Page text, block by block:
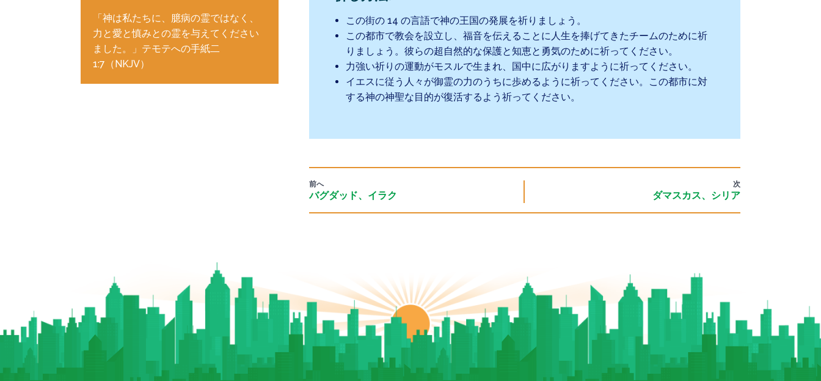
「神は私たちに、臆病の霊ではなく、
力と愛と慎みとの霊を与えてください
ました。」テモテへの手紙二
1:7（NKJV）
この街の 14 の言語で神の王国の発展を祈りましょう。
この都市で教会を設立し、福音を伝えることに人生を捧げてきたチームのために祈
りましょう。彼らの超自然的な保護と知恵と勇気のために祈ってください。
力強い祈りの運動がモスルで生まれ、国中に広がりますように祈ってください。
イエスに従う人々が御霊の力のうちに歩めるように祈ってください。この都市に対
する神の神聖な目的が復活するよう祈ってください。
前へ
バグダッド、イラク
次
ダマスカス、シリア